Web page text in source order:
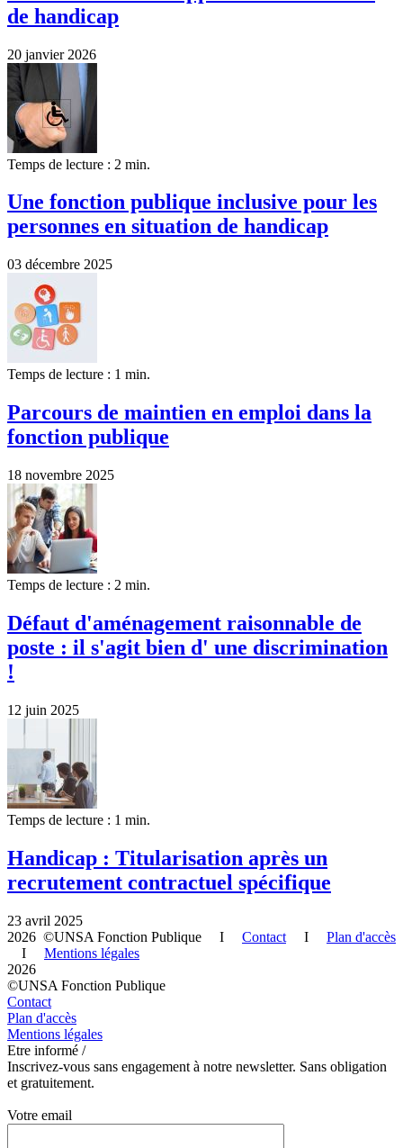
de handicap
20 janvier 2026
Temps de lecture : 2 min.
Une fonction publique inclusive pour les
personnes en situation de handicap
03 décembre 2025
Temps de lecture : 1 min.
Parcours de maintien en emploi dans la
fonction publique
18 novembre 2025
Temps de lecture : 2 min.
Défaut d'aménagement raisonnable de
poste : il s'agit bien d' une discrimination
!
12 juin 2025
Temps de lecture : 1 min.
Handicap : Titularisation après un
recrutement contractuel spécifique
23 avril 2025
2026 ©UNSA Fonction Publique I Contact I Plan d'accès
I Mentions légales
2026
©UNSA Fonction Publique
Contact
Plan d'accès
Mentions légales
Etre informé /
Inscrivez-vous sans engagement à notre newsletter. Sans obligation
et gratuitement.
Votre email